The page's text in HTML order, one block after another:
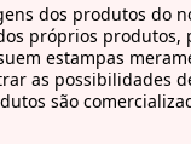
dos produtos do
próprios produtos,
estampas
as possibilidades
são